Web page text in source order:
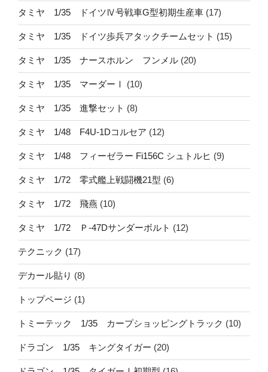
タミヤ 1/35 ドイツⅣ号戦車G型初期生産車 (17)
タミヤ 1/35 ドイツ歩兵アタックチームセット (15)
タミヤ 1/35 ナースホルン フンメル (20)
タミヤ 1/35 マーダーⅠ (10)
タミヤ 1/35 進撃セット (8)
タミヤ 1/48 F4U-1Dコルセア (12)
タミヤ 1/48 フィーゼラー Fi156C シュトルヒ (9)
タミヤ 1/72 零式艦上戦闘機21型 (6)
タミヤ 1/72 飛燕 (10)
タミヤ 1/72 Ｐ-47Dサンダーボルト (12)
テクニック (17)
デカール貼り (8)
トップページ (1)
トミーテック 1/35 カープショッピングトラック (10)
ドラゴン 1/35 キングタイガー (20)